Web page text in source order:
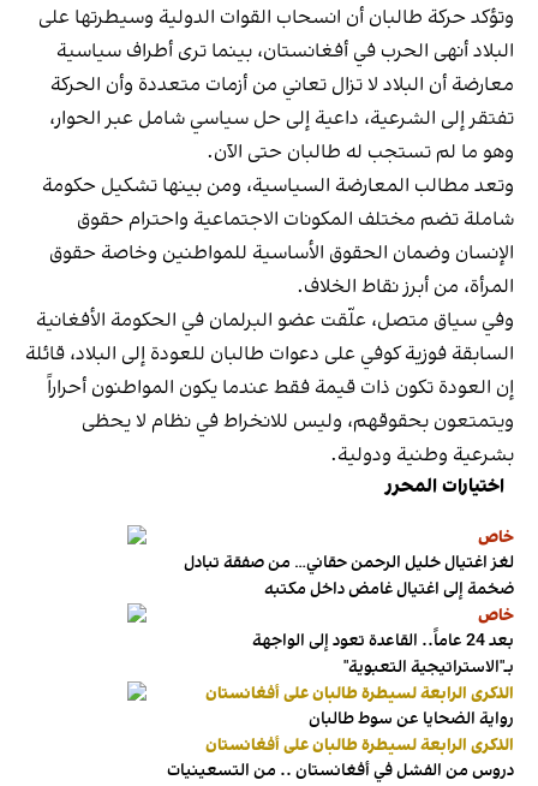
وتؤكد حركة طالبان أن انسحاب القوات الدولية وسيطرتها على
البلاد أنهى الحرب في أفغانستان، بينما ترى أطراف سياسية
معارضة أن البلاد لا تزال تعاني من أزمات متعددة وأن الحركة
تفتقر إلى الشرعية، داعية إلى حل سياسي شامل عبر الحوار،
وهو ما لم تستجب له طالبان حتى الآن.
وتعد مطالب المعارضة السياسية، ومن بينها تشكيل حكومة
شاملة تضم مختلف المكونات الاجتماعية واحترام حقوق
الإنسان وضمان الحقوق الأساسية للمواطنين وخاصة حقوق
المرأة، من أبرز نقاط الخلاف.
وفي سياق متصل، علّقت عضو البرلمان في الحكومة الأفغانية
السابقة فوزية كوفي على دعوات طالبان للعودة إلى البلاد، قائلة
إن العودة تكون ذات قيمة فقط عندما يكون المواطنون أحراراً
ويتمتعون بحقوقهم، وليس للانخراط في نظام لا يحظى
بشرعية وطنية ودولية.
اختيارات المحرر
خاص
لغز اغتيال خليل الرحمن حقاني… من صفقة تبادل
ضخمة إلى اغتيال غامض داخل مكتبه
خاص
بعد 24 عاماً.. القاعدة تعود إلى الواجهة
بـ"الاستراتيجية التعبوية"
الذكرى الرابعة لسيطرة طالبان على أفغانستان
رواية الضحايا عن سوط طالبان
الذكرى الرابعة لسيطرة طالبان على أفغانستان
دروس من الفشل في أفغانستان .. من التسعينيات